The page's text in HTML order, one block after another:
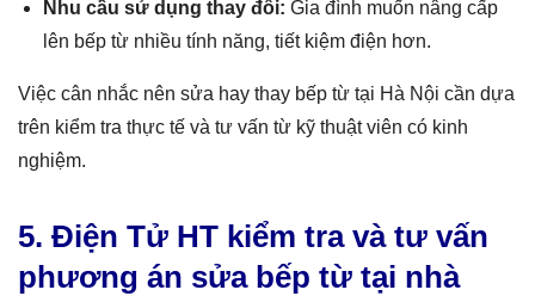
Nhu cầu sử dụng thay đổi: Gia đình muốn nâng cấp
lên bếp từ nhiều tính năng, tiết kiệm điện hơn.
Việc cân nhắc nên sửa hay thay bếp từ tại Hà Nội cần dựa
trên kiểm tra thực tế và tư vấn từ kỹ thuật viên có kinh
nghiệm.
5. Điện Tử HT kiểm tra và tư vấn
phương án sửa bếp từ tại nhà